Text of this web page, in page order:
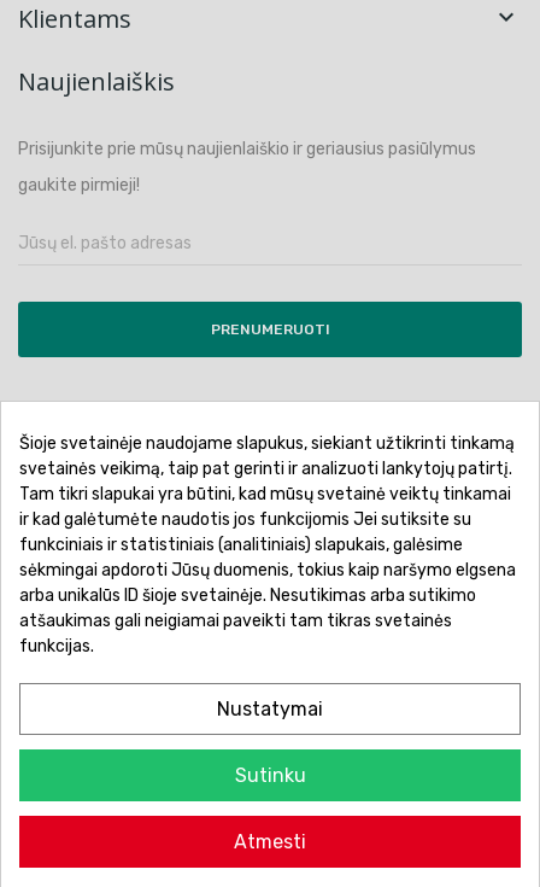
Klientams 
Naujienlaiškis
Prisijunkite prie mūsų naujienlaiškio ir geriausius pasiūlymus
gaukite pirmieji!
PRENUMERUOTI
Pirkimo sąlygos ir taisyklės
Privatumo politika
Garantinis aptarnavimas
Prekių pristatymas
Prekių grąžinimas
Atsiskaitymo būdai
Šioje svetainėje naudojame slapukus, siekiant užtikrinti tinkamą
svetainės veikimą, taip pat gerinti ir analizuoti lankytojų patirtį.
Tam tikri slapukai yra būtini, kad mūsų svetainė veiktų tinkamai
ir kad galėtumėte naudotis jos funkcijomis Jei sutiksite su
funkciniais ir statistiniais (analitiniais) slapukais, galėsime
sėkmingai apdoroti Jūsų duomenis, tokius kaip naršymo elgsena
arba unikalūs ID šioje svetainėje. Nesutikimas arba sutikimo
atšaukimas gali neigiamai paveikti tam tikras svetainės
funkcijas.
Nustatymai
Sutinku
Atmesti